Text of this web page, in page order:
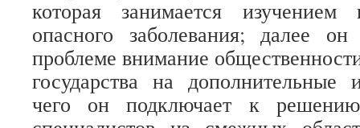
которая занимается изучением
опасного заболевания; далее
проблеме внимание
государства на дополнительные
чего он подключает к